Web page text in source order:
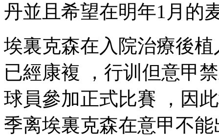
丹並且希望在明年1月的麦
埃裏克森在入院治療後植
已經康複 ，行训但意
球員參加正式比賽 ，因
季离埃裏克森在意甲不能